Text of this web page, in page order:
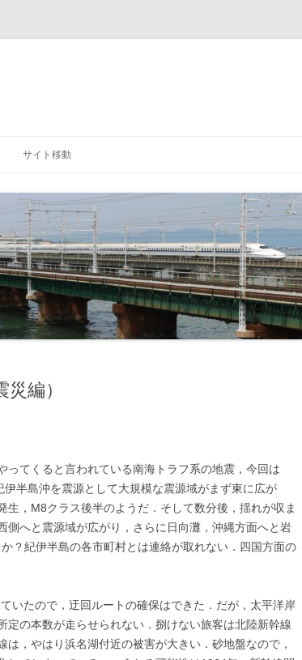
サイト移動
「学科」に戻る
「大学」に戻る
編）
ってくると言われている南海トラフ系の地震，今回は
半島沖を震源として大規模な震源域がまず東に広が
生，M8クラス後半のようだ．そして数分後，揺れが収ま
側へと震源域が広がり，さらに日向灘，沖縄方面へと岩
？紀伊半島の各市町村とは連絡が取れない．四国方面の
いたので，迂回ルートの確保はできた．だが，太平洋岸
定の本数が走らせられない．捌けない旅客は北陸新幹線
，やはり浜名湖付近の被害が大きい．砂地盤なので，